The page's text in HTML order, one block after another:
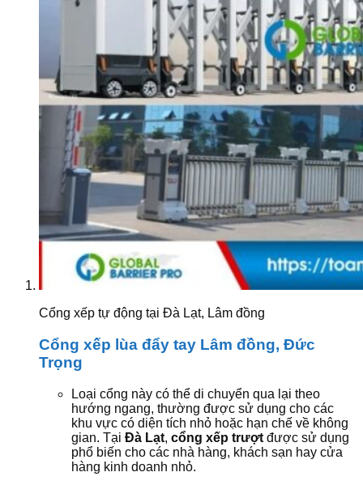
Cổng xếp tự động tại Đà Lạt, Lâm đồng
Cổng xếp lùa đẩy tay Lâm đồng, Đức
Trọng
Loại cổng này có thể di chuyển qua lại theo
hướng ngang, thường được sử dụng cho các
khu vực có diện tích nhỏ hoặc hạn chế về không
gian. Tại Đà Lạt, cổng xếp trượt được sử dụng
phổ biến cho các nhà hàng, khách sạn hay cửa
hàng kinh doanh nhỏ.